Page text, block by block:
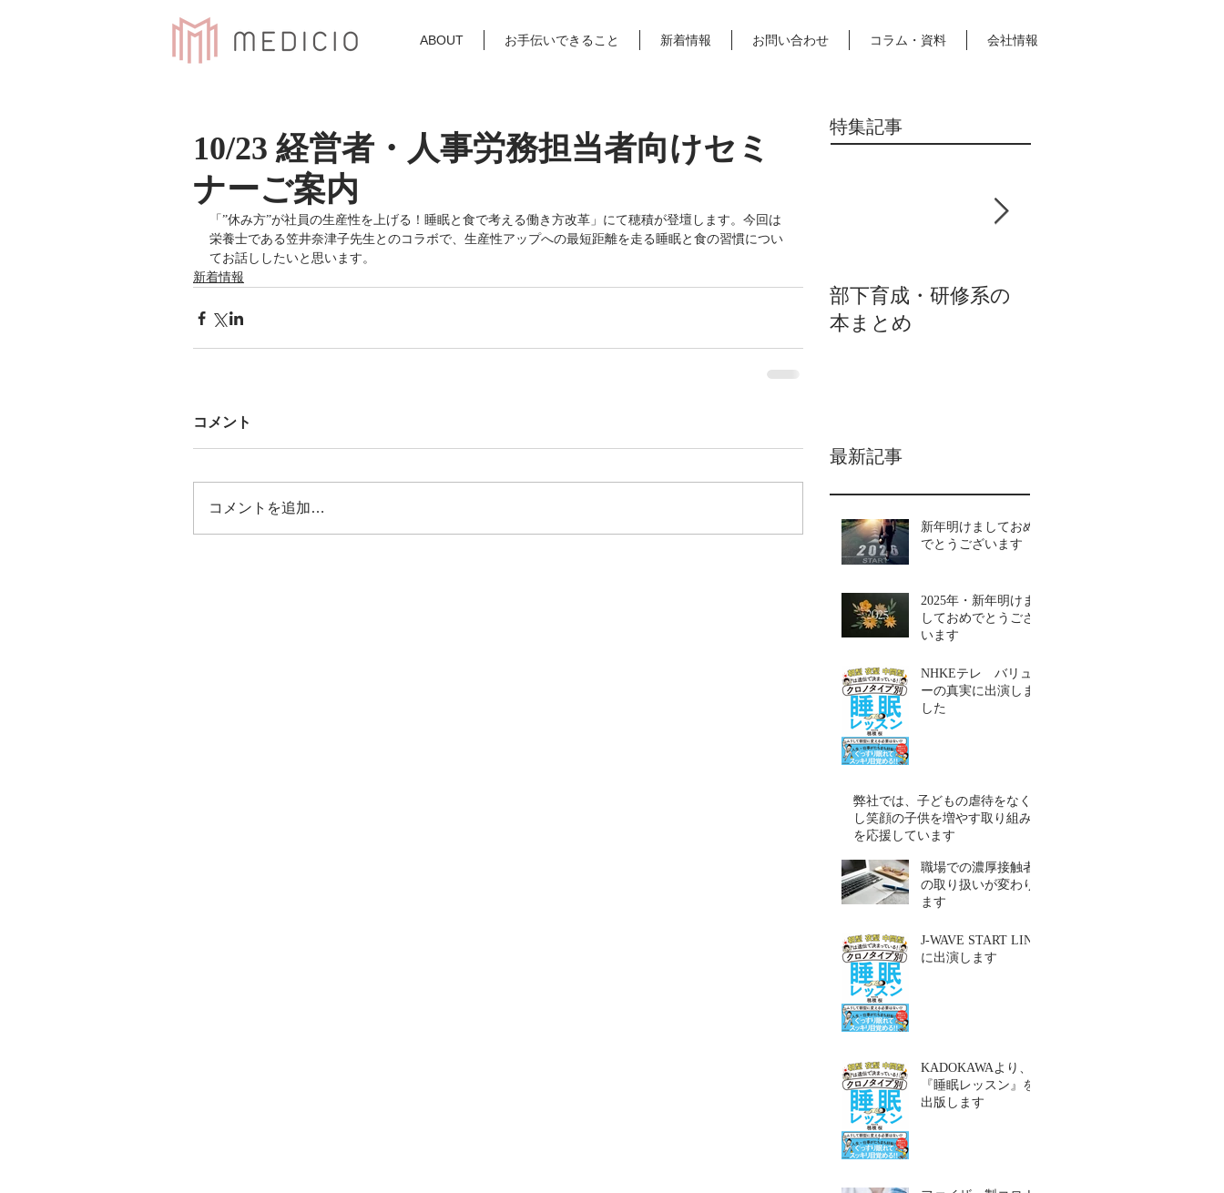
ABOUT お手伝いできること 新着情報 お問い合わせ コラム・資料 会社情報
10/23 経営者・人事労務担当者向けセミ
ナーご案内
「”休み方”が社員の生産性を上げる！睡眠と食で考える働き方改革」にて穂積が登壇します。今回は
栄養士である笠井奈津子先生とのコラボで、生産性アップへの最短距離を走る睡眠と食の習慣につい
てお話ししたいと思います。
新着情報
コメント
コメントを追加…
特集記事
部下育成・研修系の
本まとめ
最新記事
新年明けましておめ
でとうございます
2025年・新年明けま
しておめでとうござ
います
NHKEテレ バリュ
ーの真実に出演しま
した
弊社では、子どもの虐待をなく
し笑顔の子供を増やす取り組み
を応援しています
職場での濃厚接触者
の取り扱いが変わり
ます
J-WAVE START LINE
に出演します
KADOKAWAより、
『睡眠レッスン』を
出版します